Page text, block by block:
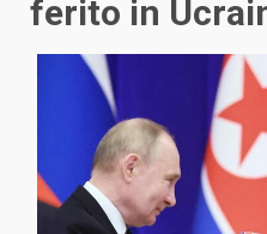
ferito in